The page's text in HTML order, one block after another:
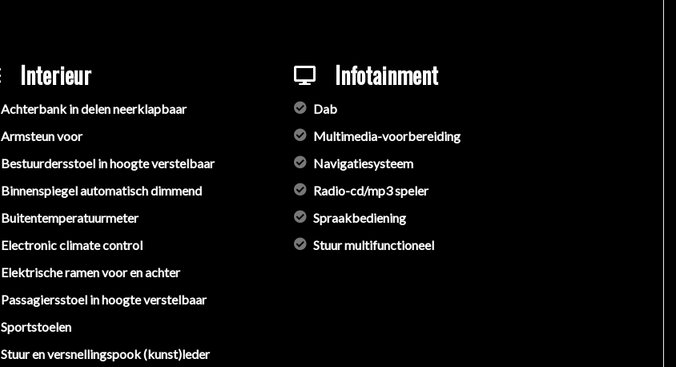
Interieur
Achterbank in delen neerklapbaar
Armsteun voor
Bestuurdersstoel in hoogte verstelbaar
Binnenspiegel automatisch dimmend
Buitentemperatuurmeter
Electronic climate control
Elektrische ramen voor en achter
Passagiersstoel in hoogte verstelbaar
Sportstoelen
Stuur en versnellingspook (kunst)leder
Infotainment
Dab
Multimedia-voorbereiding
Navigatiesysteem
Radio-cd/mp3 speler
Spraakbediening
Stuur multifunctioneel